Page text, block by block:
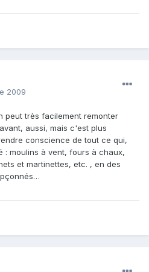
2009
peut très facilement remonter
aussi, mais c'est plus
conscience de tout ce qui,
: moulins à vent, fours à chaux,
et martinettes, etc. , en des